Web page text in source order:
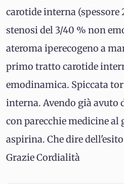
carotide interna
stenosi del 3/40 % non
ateroma iperecogeno a
primo tratto carotide
emodinamica. Spiccata
interna. Avendo già avuto
con parecchie medicine al
aspirina. Che dire
Grazie Cordialità